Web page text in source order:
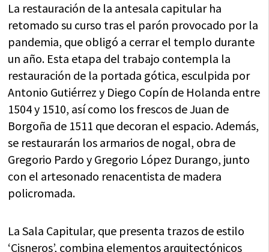
La restauración de la antesala capitular ha
retomado su curso tras el parón provocado por la
pandemia, que obligó a cerrar el templo durante
un año. Esta etapa del trabajo contempla la
restauración de la portada gótica, esculpida por
Antonio Gutiérrez y Diego Copín de Holanda entre
1504 y 1510, así como los frescos de Juan de
Borgoña de 1511 que decoran el espacio. Además,
se restaurarán los armarios de nogal, obra de
Gregorio Pardo y Gregorio López Durango, junto
con el artesonado renacentista de madera
policromada.
La Sala Capitular, que presenta trazos de estilo
‘Cisneros’, combina elementos arquitectónicos